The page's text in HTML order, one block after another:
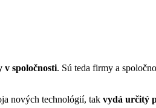
v spoločnosti. Sú teda firmy a
nových technológií, tak vydá určitý